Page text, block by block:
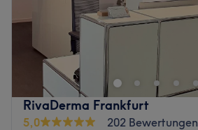
RivaDerma Frankfurt
5,0
202 Bewertungen